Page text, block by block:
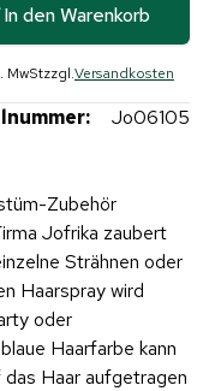
In den Warenkorb
MwStzzgl.Versandkosten
Jo06105
Zubehör
Jofrika zaubert
Strähnen oder
Haarspray wird
oder
Haarfarbe kann
Haar aufgetragen